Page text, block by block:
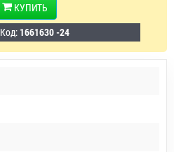
КУПИТЬ
Код: 1661630 -24